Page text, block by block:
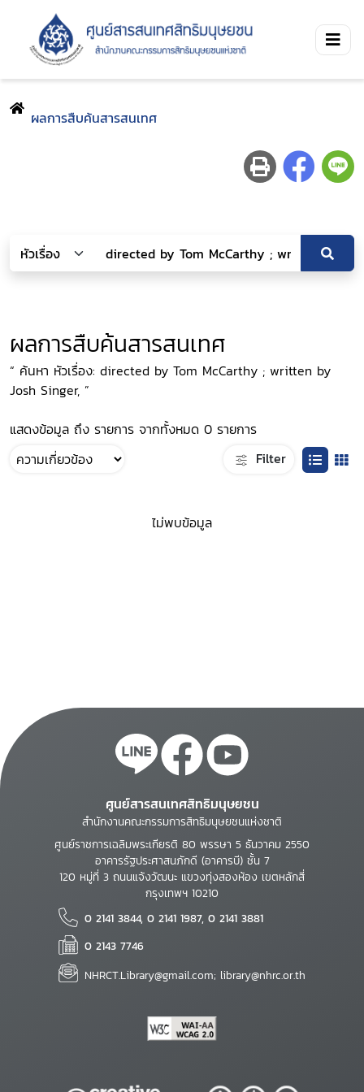
ผลการสืบค้นสารสนเทศ
ผลการสืบค้นสารสนเทศ
“ ค้นหา หัวเรื่อง: directed by Tom McCarthy ; written by
Josh Singer, ”
แสดงข้อมูล ถึง รายการ จากทั้งหมด 0 รายการ
Filter
ไม่พบข้อมูล
ศูนย์สารสนเทศสิทธิมนุษยชน
สำนักงานคณะกรรมการสิทธิมนุษยชนแห่งชาติ
ศูนย์ราชการเฉลิมพระเกียรติ 80 พรรษา 5 ธันวาคม 2550
อาคารรัฐประศาสนภักดี (อาคารบี) ชั้น 7
120 หมู่ที่ 3 ถนนแจ้งวัฒนะ แขวงทุ่งสองห้อง เขตหลักสี่
กรุงเทพฯ 10210
0 2141 3844, 0 2141 1987, 0 2141 3881
0 2143 7746
NHRCT.Library@gmail.com; library@nhrc.or.th